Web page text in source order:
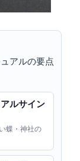
アルの要点
ルサイン
蝶・神社の